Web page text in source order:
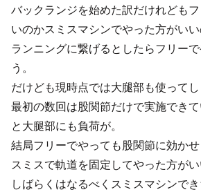
バックランジを始めた訳だけれども
いのかスミスマシンでやった方がいい
ランニングに繋げるとしたらフリー
う。
だけども現時点では大腿部も使ってし
最初の数回は股関節だけで実施でき
と大腿部にも負荷が。
結局フリーでやっても股関節に効か
スミスで軌道を固定してやった方が
しばらくはなるべくスミスマシンで